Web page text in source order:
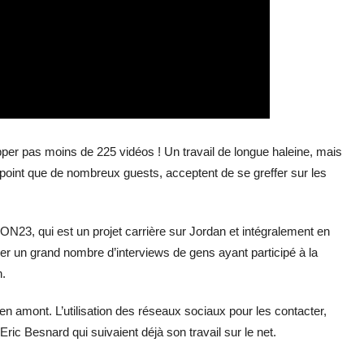
pas moins de 225 vidéos ! Un travail de longue haleine, mais
que de nombreux guests, acceptent de se greffer sur les
qui est un projet carrière sur Jordan et intégralement en
un grand nombre d’interviews de gens ayant participé à la
amont. L’utilisation des réseaux sociaux pour les contacter,
Besnard qui suivaient déjà son travail sur le net.